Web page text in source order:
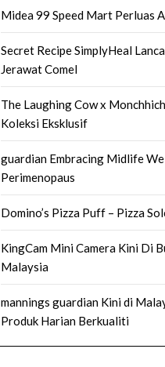
Midea 99 Speed Mart Perluas
Secret Recipe SimplyHeal
Jerawat Comel
The Laughing Cow x
Koleksi Eksklusif
guardian Embracing Midlife
Perimenopaus
Domino’s Pizza Puff – Pizza
KingCam Mini Camera Kini Di
Malaysia
mannings guardian Kini di
Produk Harian Berkualiti